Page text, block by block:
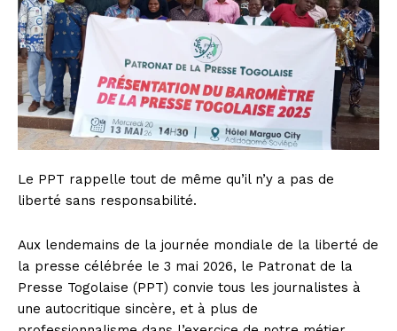
Le PPT rappelle tout de même qu’il n’y a pas de
liberté sans responsabilité.
Aux lendemains de la journée mondiale de la liberté de
la presse célébrée le 3 mai 2026, le Patronat de la
Presse Togolaise (PPT) convie tous les journalistes à
une autocritique sincère, et à plus de